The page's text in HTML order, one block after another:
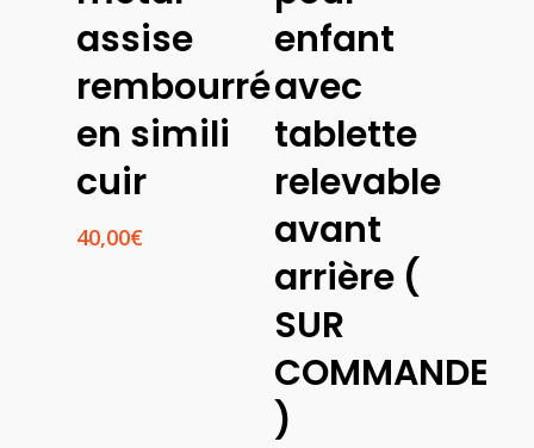
assise
rembourré
en simili
cuir
40,00€
enfant
avec
tablette
relevable
avant
arrière (
SUR
COMMANDE
)